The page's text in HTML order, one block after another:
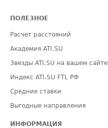
ПОЛЕЗНОЕ
Расчет расстояний
Академия ATI.SU
Звезды ATI.SU на вашем сайте
Индекс ATI.SU FTL РФ
Средние ставки
Выгодные направления
ИНФОРМАЦИЯ